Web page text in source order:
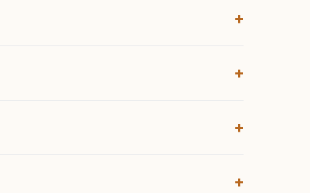
+
+
+
+